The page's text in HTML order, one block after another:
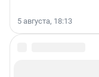
5 августа, 18:13